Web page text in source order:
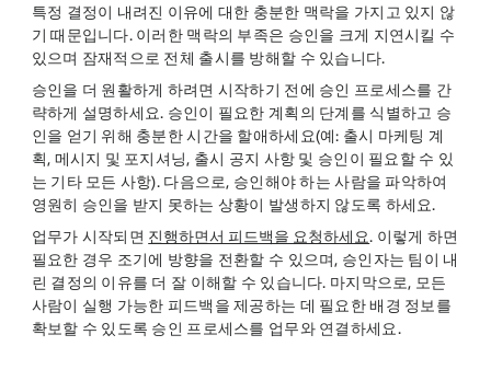
특정 결정이 내려진 이유에 대한 충분한 맥락을 가지고 있지 않
기 때문입니다. 이러한 맥락의 부족은 승인을 크게 지연시킬 수
있으며 잠재적으로 전체 출시를 방해할 수 있습니다.
승인을 더 원활하게 하려면 시작하기 전에 승인 프로세스를 간
략하게 설명하세요. 승인이 필요한 계획의 단계를 식별하고 승
인을 얻기 위해 충분한 시간을 할애하세요(예: 출시 마케팅 계
획, 메시지 및 포지셔닝, 출시 공지 사항 및 승인이 필요할 수 있
는 기타 모든 사항). 다음으로, 승인해야 하는 사람을 파악하여
영원히 승인을 받지 못하는 상황이 발생하지 않도록 하세요.
업무가 시작되면 진행하면서 피드백을 요청하세요. 이렇게 하면
필요한 경우 조기에 방향을 전환할 수 있으며, 승인자는 팀이 내
린 결정의 이유를 더 잘 이해할 수 있습니다. 마지막으로, 모든
사람이 실행 가능한 피드백을 제공하는 데 필요한 배경 정보를
확보할 수 있도록 승인 프로세스를 업무와 연결하세요.